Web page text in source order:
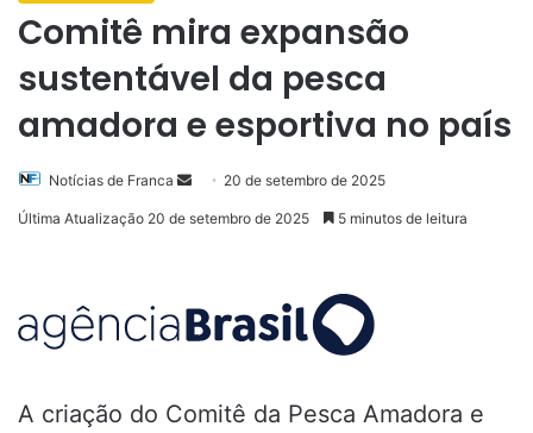
Comitê mira expansão
sustentável da pesca
amadora e esportiva no país
Notícias de Franca
Mande20 de setembro de 2025
Última Atualização 20 de setembro de 2025 5 minutos de leitura
A criação do Comitê da Pesca Amadora e